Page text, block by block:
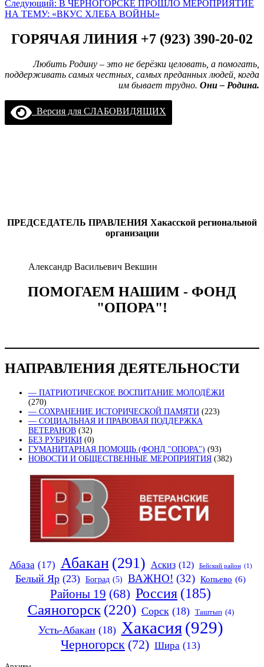
Следующий: В ЧЕРНОГОРСКЕ ПРОШЛО МЕРОПРИЯТИЕ
НА ТЕМУ: «ВКУС ХЛЕБА ВОЙНЫ»
ГОРЯЧАЯ ЛИНИЯ +7 (923) 390-20-02
Любить Родину – это не берёзки целовать, а помогать,
поддерживать самых честных, самых преданных людей, когда
им бывает трудно. Они – Родина.
Версия для СЛАБОВИДЯЩИХ
ПРЕДСЕДАТЕЛЬ ПРАВЛЕНИЯ Хакасской региональной
организации
Александр Васильевич Векшин
ПОМОГАЕМ НАШИМ - ФОНД
"ОПОРА"!
НАПРАВЛЕНИЯ ДЕЯТЕЛЬНОСТИ
— ПАТРИОТИЧЕСКОЕ ВОСПИТАНИЕ МОЛОДЁЖИ
(270)
— СОХРАНЕНИЕ ИСТОРИЧЕСКОЙ ПАМЯТИ (223)
— СОЦИАЛЬНАЯ И ПРАВОВАЯ ПОДДЕРЖКА
ВЕТЕРАНОВ (32)
БЕЗ РУБРИКИ (0)
ГУМАНИТАРНАЯ ПОМОЩЬ (ФОНД "ОПОРА") (93)
НОВОСТИ И ОБЩЕСТВЕННЫЕ МЕРОПРИЯТИЯ (382)
Абаза (17) Абакан (291) Аскиз (12) Бейский район (1)
Белый Яр (23) Боград (5) ВАЖНО! (32) Копьево (6)
Районы 19 (68) Россия (185)
Саяногорск (220) Сорск (18) Таштып (4)
Усть-Абакан (18) Хакасия (929)
Черногорск (72) Шира (13)